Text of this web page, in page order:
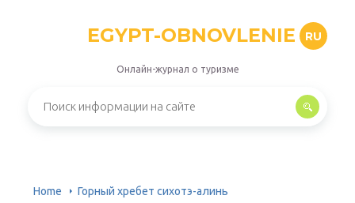
EGYPT-OBNOVLENIE RU
Онлайн-журнал о туризме
Home Горный хребет сихотэ-алинь